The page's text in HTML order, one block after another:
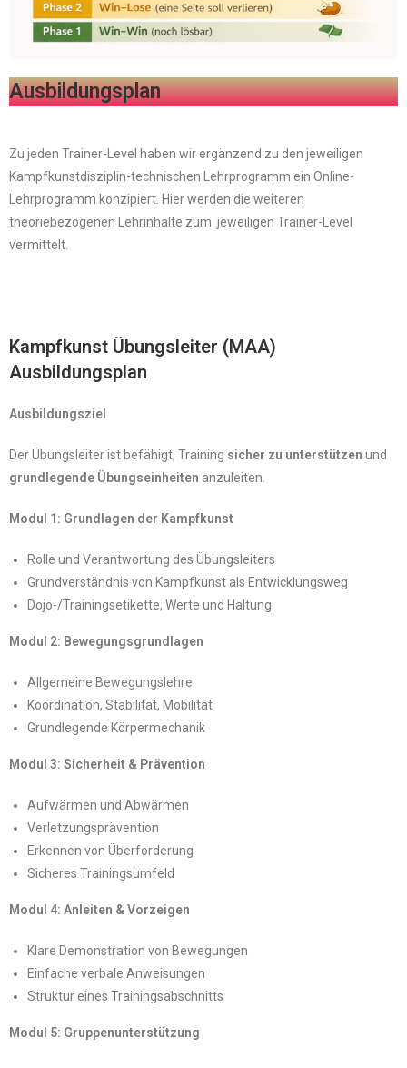
Ausbildungsplan
Zu jeden Trainer-Level haben wir ergänzend zu den jeweiligen
Kampfkunstdisziplin-technischen Lehrprogramm ein Online-
Lehrprogramm konzipiert. Hier werden die weiteren
theoriebezogenen Lehrinhalte zum jeweiligen Trainer-Level
vermittelt.
Kampfkunst Übungsleiter (MAA)
Ausbildungsplan
Ausbildungsziel
Der Übungsleiter ist befähigt, Training sicher zu unterstützen und
grundlegende Übungseinheiten anzuleiten.
Modul 1: Grundlagen der Kampfkunst
Rolle und Verantwortung des Übungsleiters
Grundverständnis von Kampfkunst als Entwicklungsweg
Dojo-/Trainingsetikette, Werte und Haltung
Modul 2: Bewegungsgrundlagen
Allgemeine Bewegungslehre
Koordination, Stabilität, Mobilität
Grundlegende Körpermechanik
Modul 3: Sicherheit & Prävention
Aufwärmen und Abwärmen
Verletzungsprävention
Erkennen von Überforderung
Sicheres Trainingsumfeld
Modul 4: Anleiten & Vorzeigen
Klare Demonstration von Bewegungen
Einfache verbale Anweisungen
Struktur eines Trainingsabschnitts
Modul 5: Gruppenunterstützung